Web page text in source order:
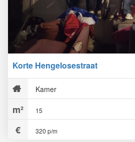
Korte Hengelosestraat
Kamer
15
320 p/m